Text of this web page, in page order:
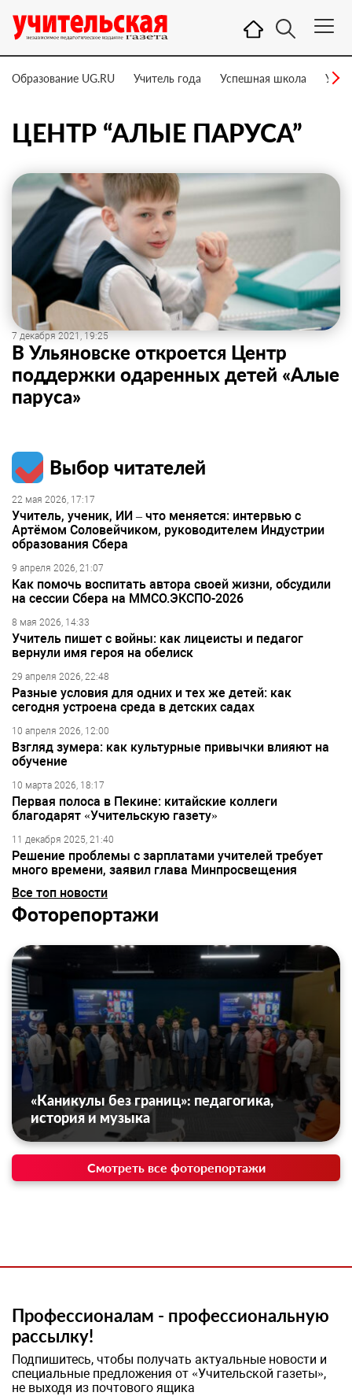
Образование UG.RU Учитель года Успешная школа
ЦЕНТР “АЛЫЕ ПАРУСА”
7 декабря 2021, 19:25
В Ульяновске откроется Центр
поддержки одаренных детей «Алые
паруса»
Выбор читателей
22 мая 2026, 17:17
Учитель, ученик, ИИ – что меняется: интервью с
Артёмом Соловейчиком, руководителем Индустрии
образования Сбера
9 апреля 2026, 21:07
Как помочь воспитать автора своей жизни, обсудили
на сессии Сбера на ММСО.ЭКСПО-2026
8 мая 2026, 14:33
Учитель пишет с войны: как лицеисты и педагог
вернули имя героя на обелиск
29 апреля 2026, 22:48
Разные условия для одних и тех же детей: как
сегодня устроена среда в детских садах
10 апреля 2026, 12:00
Взгляд зумера: как культурные привычки влияют на
обучение
10 марта 2026, 18:17
Первая полоса в Пекине: китайские коллеги
благодарят «Учительскую газету»
11 декабря 2025, 21:40
Решение проблемы с зарплатами учителей требует
много времени, заявил глава Минпросвещения
Все топ новости
Фоторепортажи
«Каникулы без границ»: педагогика,
история и музыка
Смотреть все фоторепортажи
Профессионалам - профессиональную
рассылку!
Подпишитесь, чтобы получать актуальные новости и
специальные предложения от «Учительской газеты»,
не выходя из почтового ящика